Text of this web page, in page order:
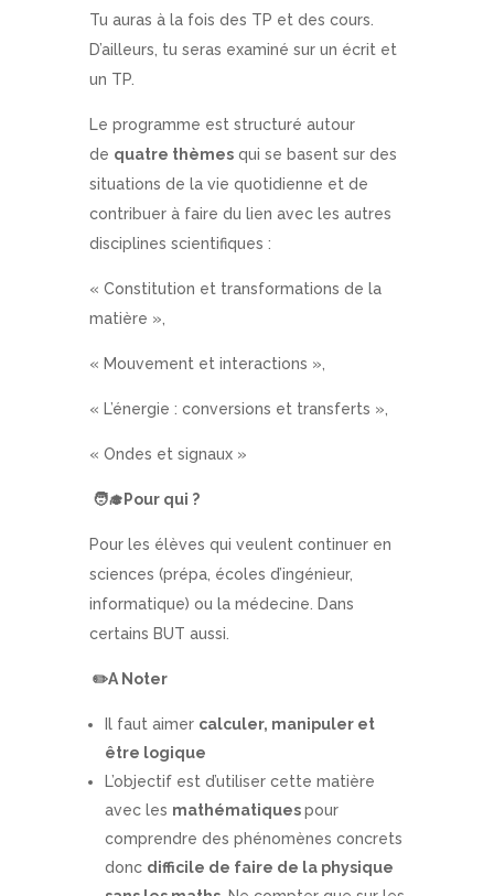
Tu auras à la fois des TP et des cours.
D’ailleurs, tu seras examiné sur un écrit et
un TP.
Le programme est structuré autour
de quatre thèmesqui se basent sur des
situations de la vie quotidienne et de
contribuer à faire du lien avec les autres
disciplines scientifiques :
« Constitution et transformations de la
matière »,
« Mouvement et interactions »,
« L’énergie : conversions et transferts »,
« Ondes et signaux »
🧑 Pour qui ?
Pour les élèves qui veulent continuer en
sciences (prépa, écoles d’ingénieur,
informatique) ou la médecine. Dans
certains BUT aussi.
✏️A Noter
Il faut aimer calculer, manipuler et
être logique
L’objectif est d’utiliser cette matière
avec les mathématiquespour
comprendre des phénomènes concrets
donc difficile de faire de la physique